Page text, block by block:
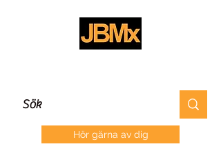
Hör gärna av dig